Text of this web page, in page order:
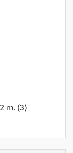
m. (3)